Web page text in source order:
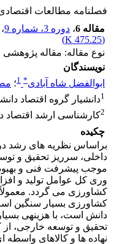
فصلنامه مطالعات
مقاله 6
، دوره 3، شماره 9 ، 1393
(
475.25 K
)
نوع مقاله: مقاله پژوهشی
نویسندگان
ابوالفضل شاه آبادی*
1؛
1دانشیار گروه اقتصاد
2کارشناسی ارشد اقتصاد
چکیده
براساس نظریه ­های رشد
داخلی، سرریز تحقیق و
وری کل عوامل تولید و
کشاورزی می ­گردد. معمولاً
کشاورزی بسیار سنگین
دانش است، با هزینه­ی
تحقیق و توسعه خارجی، از
نهاده ­ها و کالاهای